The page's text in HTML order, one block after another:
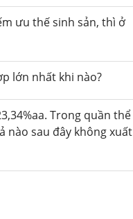
ưu thế sinh sản, thì ở
lớn nhất khi nào?
Trong quần thể
nào sau đây không xuất